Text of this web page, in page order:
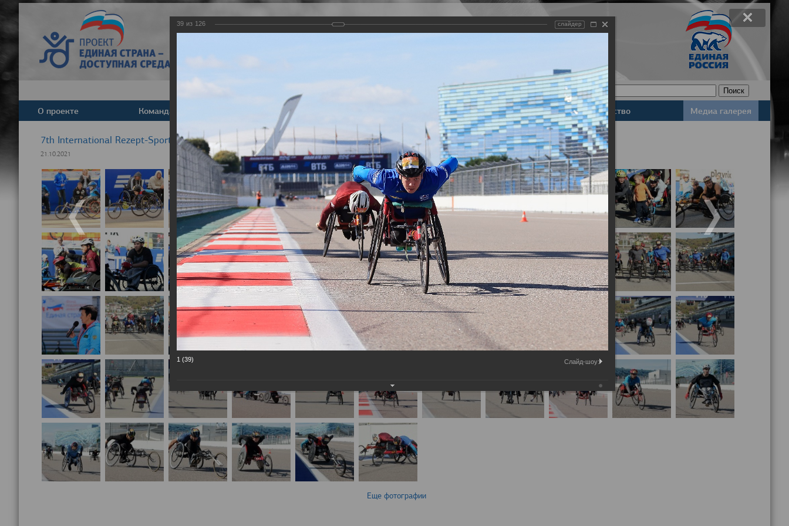
Задать вопрос
О проекте Команда Базы данных Законодательство Медиа галерея
7th International Rezept-Sport Wheelchair Half Marathon
21.10.2021
Еще фотографии
39 из 126 слайдер
1 (39) Слайд-шоу: